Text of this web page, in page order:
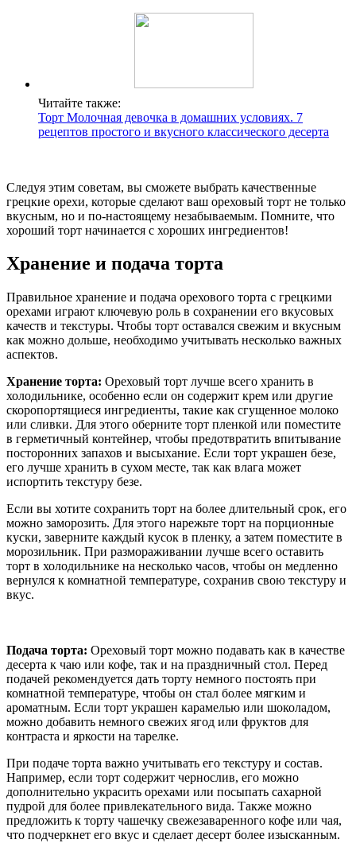
Читайте также:
Торт Молочная девочка в домашних условиях. 7
рецептов простого и вкусного классического десерта
Следуя этим советам, вы сможете выбрать качественные
грецкие орехи, которые сделают ваш ореховый торт не только
вкусным, но и по-настоящему незабываемым. Помните, что
хороший торт начинается с хороших ингредиентов!
Хранение и подача торта
Правильное хранение и подача орехового торта с грецкими
орехами играют ключевую роль в сохранении его вкусовых
качеств и текстуры. Чтобы торт оставался свежим и вкусным
как можно дольше, необходимо учитывать несколько важных
аспектов.
Хранение торта: Ореховый торт лучше всего хранить в
холодильнике, особенно если он содержит крем или другие
скоропортящиеся ингредиенты, такие как сгущенное молоко
или сливки. Для этого оберните торт пленкой или поместите
в герметичный контейнер, чтобы предотвратить впитывание
посторонних запахов и высыхание. Если торт украшен безе,
его лучше хранить в сухом месте, так как влага может
испортить текстуру безе.
Если вы хотите сохранить торт на более длительный срок, его
можно заморозить. Для этого нарежьте торт на порционные
куски, заверните каждый кусок в пленку, а затем поместите в
морозильник. При размораживании лучше всего оставить
торт в холодильнике на несколько часов, чтобы он медленно
вернулся к комнатной температуре, сохранив свою текстуру и
вкус.
Подача торта: Ореховый торт можно подавать как в качестве
десерта к чаю или кофе, так и на праздничный стол. Перед
подачей рекомендуется дать торту немного постоять при
комнатной температуре, чтобы он стал более мягким и
ароматным. Если торт украшен карамелью или шоколадом,
можно добавить немного свежих ягод или фруктов для
контраста и яркости на тарелке.
При подаче торта важно учитывать его текстуру и состав.
Например, если торт содержит чернослив, его можно
дополнительно украсить орехами или посыпать сахарной
пудрой для более привлекательного вида. Также можно
предложить к торту чашечку свежезаваренного кофе или чая,
что подчеркнет его вкус и сделает десерт более изысканным.